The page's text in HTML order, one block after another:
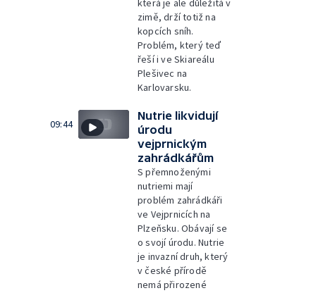
která je ale důležitá v
zimě, drží totiž na
kopcích sníh.
Problém, který teď
řeší i ve Skiareálu
Plešivec na
Karlovarsku.
09:44
Nutrie likvidují
úrodu
vejprnickým
zahrádkářům
S přemnoženými
nutriemi mají
problém zahrádkáři
ve Vejprnicích na
Plzeňsku. Obávají se
o svojí úrodu. Nutrie
je invazní druh, který
v české přírodě
nemá přirozené